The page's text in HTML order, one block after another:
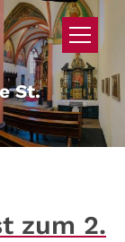
St.
zum 2.